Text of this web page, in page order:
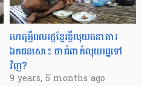
ហេតុអ្វី​ពលរដ្ឋ​ខ្មែរ​ខ្ចី​លុយ​ធនាគារ​
ឯកជន​សោះ ថា​ជំពាក់​លុយ​រដ្ឋ​ទៅ​
វិញ?
9 years, 5 months ago